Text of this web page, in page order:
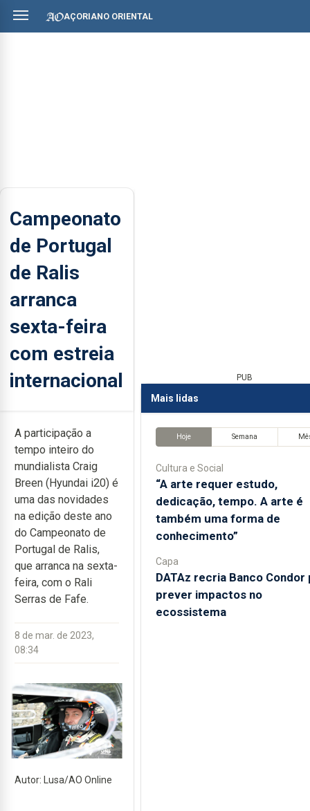
AÇORIANO ORIENTAL
Campeonato
de Portugal
de Ralis
arranca
sexta-feira
com estreia
internacional
A participação a
tempo inteiro do
mundialista Craig
Breen (Hyundai i20) é
uma das novidades
na edição deste ano
do Campeonato de
Portugal de Ralis,
que arranca na sexta-
feira, com o Rali
Serras de Fafe.
8 de mar. de 2023,
08:34
Autor: Lusa/AO Online
PUB
Mais lidas
Hoje Semana
Cultura e Social
“A arte requer estudo,
dedicação, tempo. A arte é
também uma forma de
conhecimento”
Capa
DATAz recria Banco Condor
prever impactos no
ecossistema